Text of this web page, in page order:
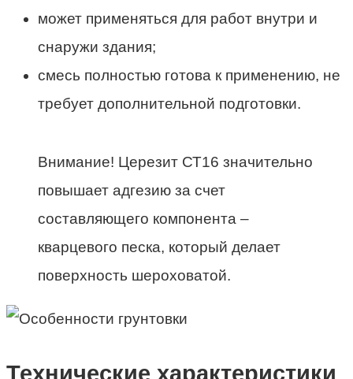
может применяться для работ внутри и
снаружи здания;
смесь полностью готова к применению, не
требует дополнительной подготовки.
Внимание! Церезит СТ16 значительно
повышает адгезию за счет
составляющего компонента –
кварцевого песка, который делает
поверхность шероховатой.
Технические характеристики